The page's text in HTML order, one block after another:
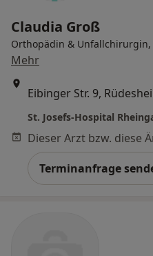
Claudia Groß
Orthopädin &
Mehr
St. Josefs-Hospital
Terminanfrage